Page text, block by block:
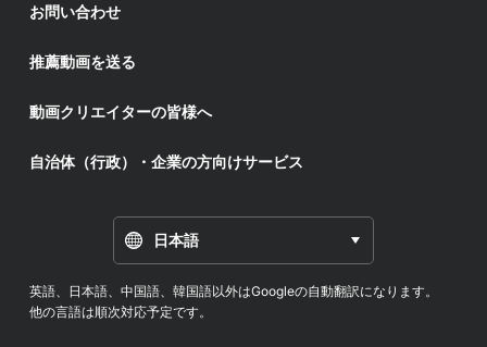
お問い合わせ
推薦動画を送る
動画クリエイターの皆様へ
自治体（行政）・企業の方向けサービス
日本語
英語、日本語、中国語、韓国語以外はGoogleの自動翻訳になります。
他の言語は順次対応予定です。